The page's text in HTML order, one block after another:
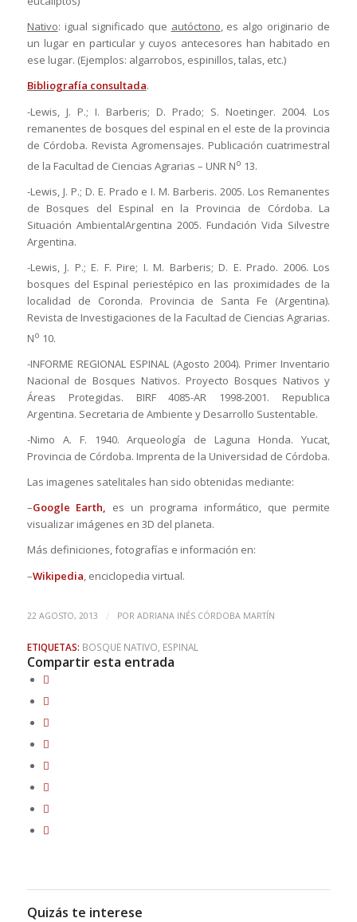
Nativo: igual significado que autóctono, es algo originario de
un lugar en particular y cuyos antecesores han habitado en
ese lugar. (Ejemplos: algarrobos, espinillos, talas, etc.)
Bibliografía consultada.
-Lewis, J. P.; I. Barberis; D. Prado; S. Noetinger. 2004. Los
remanentes de bosques del espinal en el este de la provincia
de Córdoba. Revista Agromensajes. Publicación cuatrimestral
de la Facultad de Ciencias Agrarias – UNR No 13.
-Lewis, J. P.; D. E. Prado e I. M. Barberis. 2005. Los Remanentes
de Bosques del Espinal en la Provincia de Córdoba. La
Situación AmbientalArgentina 2005. Fundación Vida Silvestre
Argentina.
-Lewis, J. P.; E. F. Pire; I. M. Barberis; D. E. Prado. 2006. Los
bosques del Espinal periestépico en las proximidades de la
localidad de Coronda. Provincia de Santa Fe (Argentina).
Revista de Investigaciones de la Facultad de Ciencias Agrarias.
No 10.
-INFORME REGIONAL ESPINAL (Agosto 2004). Primer Inventario
Nacional de Bosques Nativos. Proyecto Bosques Nativos y
Áreas Protegidas. BIRF 4085-AR 1998-2001. Republica
Argentina. Secretaria de Ambiente y Desarrollo Sustentable.
-Nimo A. F. 1940. Arqueología de Laguna Honda. Yucat,
Provincia de Córdoba. Imprenta de la Universidad de Córdoba.
Las imagenes satelitales han sido obtenidas mediante:
–Google Earth, es un programa informático, que permite
visualizar imágenes en 3D del planeta.
Más definiciones, fotografías e información en:
–Wikipedia , enciclopedia virtual.
22 AGOSTO, 2013 / POR ADRIANA INÉS CÓRDOBA MARTÍN
ETIQUETAS: BOSQUE NATIVO ESPINAL
Compartir esta entrada
Quizás te interese